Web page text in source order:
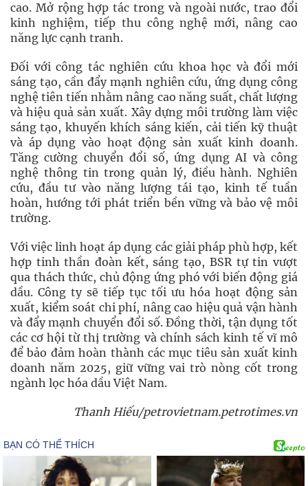
cao. Mở rộng hợp tác trong và ngoài nước, trao đổi
kinh nghiệm, tiếp thu công nghệ mới, nâng cao
năng lực cạnh tranh.
Đối với công tác nghiên cứu khoa học và đổi mới
sáng tạo, cần đẩy mạnh nghiên cứu, ứng dụng công
nghệ tiên tiến nhằm nâng cao năng suất, chất lượng
và hiệu quả sản xuất. Xây dựng môi trường làm việc
sáng tạo, khuyến khích sáng kiến, cải tiến kỹ thuật
và áp dụng vào hoạt động sản xuất kinh doanh.
Tăng cường chuyển đổi số, ứng dụng AI và công
nghệ thông tin trong quản lý, điều hành. Nghiên
cứu, đầu tư vào năng lượng tái tạo, kinh tế tuần
hoàn, hướng tới phát triển bền vững và bảo vệ môi
trường.
Với việc linh hoạt áp dụng các giải pháp phù hợp, kết
hợp tinh thần đoàn kết, sáng tạo, BSR tự tin vượt
qua thách thức, chủ động ứng phó với biến động giá
dầu. Công ty sẽ tiếp tục tối ưu hóa hoạt động sản
xuất, kiểm soát chi phí, nâng cao hiệu quả vận hành
và đẩy mạnh chuyển đổi số. Đồng thời, tận dụng tốt
các cơ hội từ thị trường và chính sách kinh tế vĩ mô
để bảo đảm hoàn thành các mục tiêu sản xuất kinh
doanh năm 2025, giữ vững vai trò nòng cốt trong
ngành lọc hóa dầu Việt Nam.
Thanh Hiếu/petrovietnam.petrotimes.vn